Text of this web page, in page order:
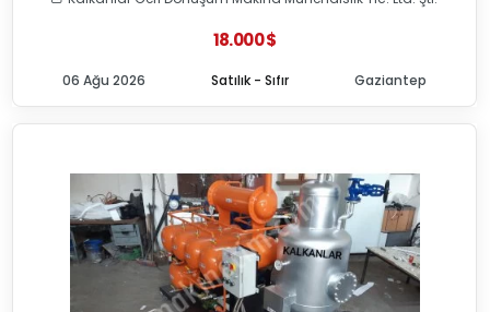
18.000 $
Satılık - Sıfır
06 Ağu 2026 Gaziantep